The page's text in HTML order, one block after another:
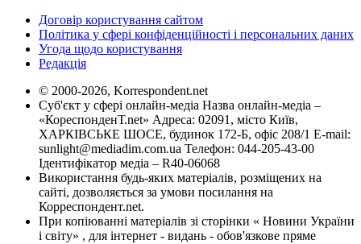
Договір користування сайтом
Політика у сфері конфіденційності і персональних даних
Угода щодо користування
Редакція
© 2000-2026, Korrespondent.net
Суб'єкт у сфері онлайн-медіа Назва онлайн-медіа –
«КореспонденТ.net» Адреса: 02091, місто Київ,
ХАРКІВСЬКЕ ШОСЕ, будинок 172-Б, офіс 208/1 E-mail:
sunlight@mediadim.com.ua Телефон: 044-205-43-00
Ідентифікатор медіа – R40-06068
Використання будь-яких матеріалів, розміщених на
сайті, дозволяється за умови посилання на
Корреспондент.net.
При копіюванні матеріалів зі сторінки « Новини України
і світу» , для інтернет - видань - обов'язкове пряме